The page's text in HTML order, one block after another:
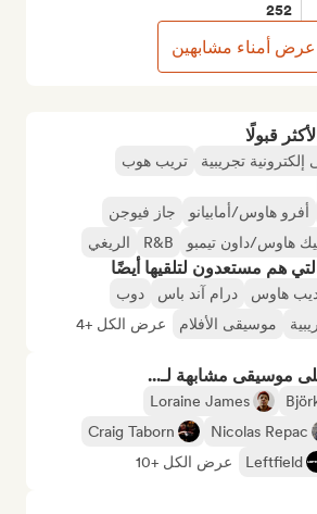
قبولًا
تجريبية تريب هوب
أفرو هاوس/أمابيانو
جاز فيوجن
هاوس/داون تيمبو R&B الريغي
هم مستعدون لتلقيها أيضًا
هاوس درام آند باس
دوب
موسيقى الأفلام عرض الكل +4
موسيقى مشابهة لـ...
Loraine James
Nicolas Repac
Craig Taborn
Leftfield عرض الكل +10
252
عرض أمناء مشابهين